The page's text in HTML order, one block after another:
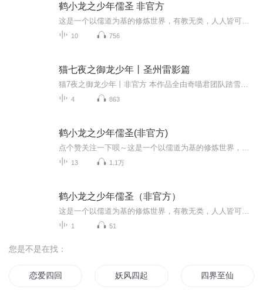
鹤小龙之少年儒圣 非官方
10 756
猫七夜之御龙少年丨圣州雷影篇
4 863
鹤小龙之少年儒圣(非官方)
13 1.1万
鹤小龙之少年儒圣（非官方）
1 51
您是不是在找：
恋爱四回 妖风四起 四界至仙